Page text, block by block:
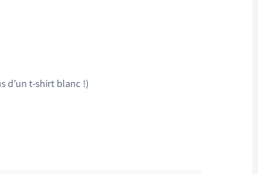
d’un t-shirt blanc !)